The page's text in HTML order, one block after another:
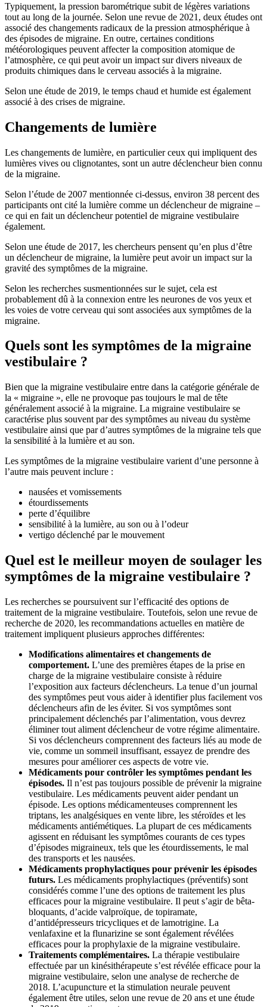
Typiquement, la pression barométrique subit de légères variations
tout au long de la journée. Selon une revue de 2021, deux études ont
associé des changements radicaux de la pression atmosphérique à
des épisodes de migraine. En outre, certaines conditions
météorologiques peuvent affecter la composition atomique de
l’atmosphère, ce qui peut avoir un impact sur divers niveaux de
produits chimiques dans le cerveau associés à la migraine.
Selon une étude de 2019, le temps chaud et humide est également
associé à des crises de migraine.
Changements de lumière
Les changements de lumière, en particulier ceux qui impliquent des
lumières vives ou clignotantes, sont un autre déclencheur bien connu
de la migraine.
Selon l’étude de 2007 mentionnée ci-dessus, environ 38 percent des
participants ont cité la lumière comme un déclencheur de migraine –
ce qui en fait un déclencheur potentiel de migraine vestibulaire
également.
Selon une étude de 2017, les chercheurs pensent qu’en plus d’être
un déclencheur de migraine, la lumière peut avoir un impact sur la
gravité des symptômes de la migraine.
Selon les recherches susmentionnées sur le sujet, cela est
probablement dû à la connexion entre les neurones de vos yeux et
les voies de votre cerveau qui sont associées aux symptômes de la
migraine.
Quels sont les symptômes de la migraine
vestibulaire ?
Bien que la migraine vestibulaire entre dans la catégorie générale de
la « migraine », elle ne provoque pas toujours le mal de tête
généralement associé à la migraine. La migraine vestibulaire se
caractérise plus souvent par des symptômes au niveau du système
vestibulaire ainsi que par d’autres symptômes de la migraine tels que
la sensibilité à la lumière et au son.
Les symptômes de la migraine vestibulaire varient d’une personne à
l’autre mais peuvent inclure :
nausées et vomissements
étourdissements
perte d’équilibre
sensibilité à la lumière, au son ou à l’odeur
vertigo déclenché par le mouvement
Quel est le meilleur moyen de soulager les
symptômes de la migraine vestibulaire ?
Les recherches se poursuivent sur l’efficacité des options de
traitement de la migraine vestibulaire. Toutefois, selon une revue de
recherche de 2020, les recommandations actuelles en matière de
traitement impliquent plusieurs approches différentes:
Modifications alimentaires et changements de
comportement. L’une des premières étapes de la prise en
charge de la migraine vestibulaire consiste à réduire
l’exposition aux facteurs déclencheurs. La tenue d’un journal
des symptômes peut vous aider à identifier plus facilement vos
déclencheurs afin de les éviter. Si vos symptômes sont
principalement déclenchés par l’alimentation, vous devrez
éliminer tout aliment déclencheur de votre régime alimentaire.
Si vos déclencheurs comprennent des facteurs liés au mode de
vie, comme un sommeil insuffisant, essayez de prendre des
mesures pour améliorer ces aspects de votre vie.
Médicaments pour contrôler les symptômes pendant les
épisodes. Il n’est pas toujours possible de prévenir la migraine
vestibulaire. Les médicaments peuvent aider pendant un
épisode. Les options médicamenteuses comprennent les
triptans, les analgésiques en vente libre, les stéroïdes et les
médicaments antiémétiques. La plupart de ces médicaments
agissent en réduisant les symptômes courants de ces types
d’épisodes migraineux, tels que les étourdissements, le mal
des transports et les nausées.
Médicaments prophylactiques pour prévenir les épisodes
futurs. Les médicaments prophylactiques (préventifs) sont
considérés comme l’une des options de traitement les plus
efficaces pour la migraine vestibulaire. Il peut s’agir de bêta-
bloquants, d’acide valproïque, de topiramate,
d’antidépresseurs tricycliques et de lamotrigine. La
venlafaxine et la flunarizine se sont également révélées
efficaces pour la prophylaxie de la migraine vestibulaire.
Traitements complémentaires. La thérapie vestibulaire
effectuée par un kinésithérapeute s’est révélée efficace pour la
migraine vestibulaire, selon une analyse de recherche de
2018. L’acupuncture et la stimulation neurale peuvent
également être utiles, selon une revue de 20 ans et une étude